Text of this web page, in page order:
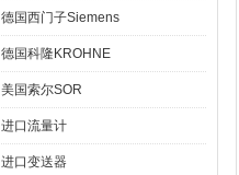
德国西门子Siemens
德国科隆KROHNE
美国索尔SOR
进口流量计
进口变送器